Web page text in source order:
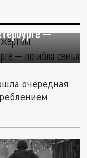
жертвы
—
очередная